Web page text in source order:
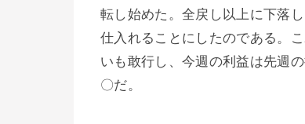
転し始めた。全戻し以上に下落
仕入れることにしたのである。
いも敢行し、今週の利益は先週
〇だ。